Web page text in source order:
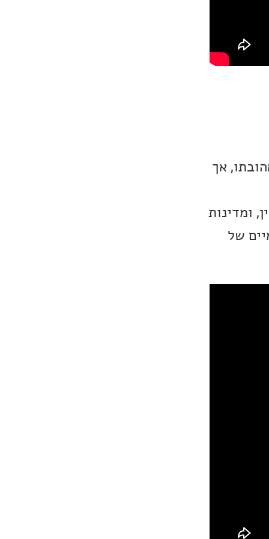
אך
ומדינות
של